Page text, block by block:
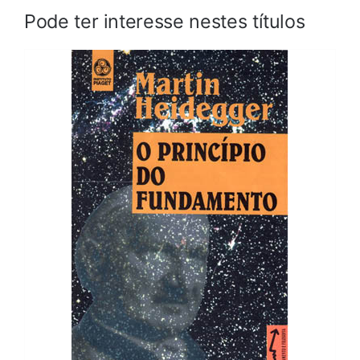
Pode ter interesse nestes títulos